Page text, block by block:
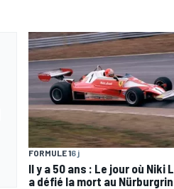
FORMULE 16 j
Il y a 50 ans : Le jour où Niki
a défié la mort au